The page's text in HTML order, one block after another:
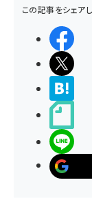
この記事をシェア